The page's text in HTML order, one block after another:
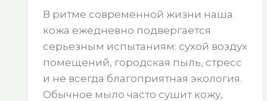
В ритме современной жизни наша
кожа ежедневно подвергается
серьезным испытаниям: сухой воздух
помещений, городская пыль, стресс
и не всегда благоприятная экология.
Обычное мыло часто сушит кожу,